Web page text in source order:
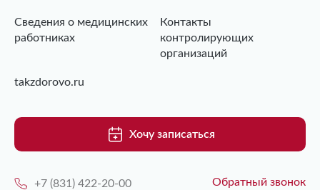
Сведения о медицинских
работниках
Контакты
контролирующих
организаций
takzdorovo.ru
Хочу записаться
+7 (831) 422-20-00 Обратный звонок